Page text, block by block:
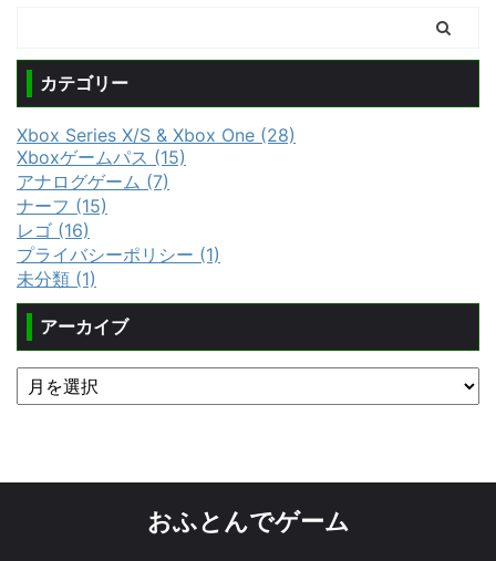
カテゴリー
Xbox Series X/S & Xbox One (28)
Xboxゲームパス (15)
アナログゲーム (7)
ナーフ (15)
レゴ (16)
プライバシーポリシー (1)
未分類 (1)
アーカイブ
おふとんでゲーム